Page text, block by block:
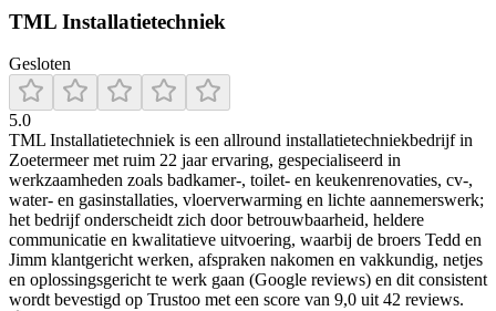
TML Installatietechniek
Gesloten
5.0
TML Installatietechniek is een allround installatietechniekbedrijf in
Zoetermeer met ruim 22 jaar ervaring, gespecialiseerd in
werkzaamheden zoals badkamer-, toilet- en keukenrenovaties, cv-,
water- en gasinstallaties, vloerverwarming en lichte aannemerswerk;
het bedrijf onderscheidt zich door betrouwbaarheid, heldere
communicatie en kwalitatieve uitvoering, waarbij de broers Tedd en
Jimm klantgericht werken, afspraken nakomen en vakkundig, netjes
en oplossingsgericht te werk gaan (Google reviews) en dit consistent
wordt bevestigd op Trustoo met een score van 9,0 uit 42 reviews.